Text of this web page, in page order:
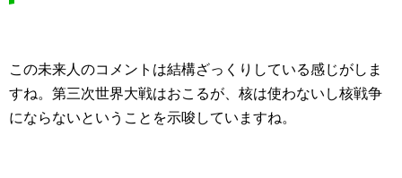
この未来人のコメントは結構ざっくりしている感じがしま
すね。第三次世界大戦はおこるが、核は使わないし核戦争
にならないということを示唆していますね。